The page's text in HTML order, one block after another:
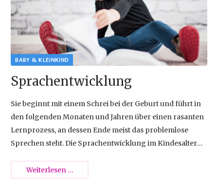
{{empty}}
Sprachentwicklung
Sie beginnt mit einem Schrei bei der Geburt und führt in
den folgenden Monaten und Jahren über einen rasanten
Lernprozess, an dessen Ende meist das problemlose
Sprechen steht. Die Sprachentwicklung im Kindesalter
unterstützt werden.
Weiterlesen …Sprachentwicklung